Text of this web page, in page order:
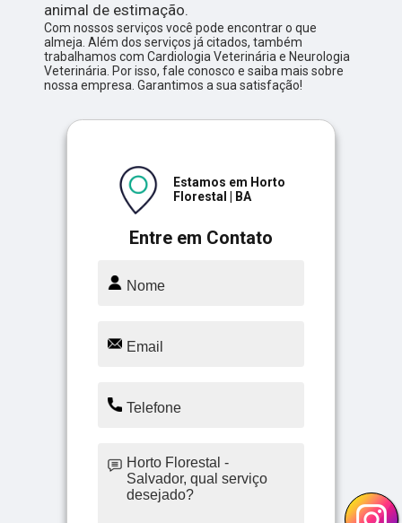
animal de estimação.
Com nossos serviços você pode encontrar o que
almeja. Além dos serviços já citados, também
trabalhamos com Cardiologia Veterinária e Neurologia
Veterinária. Por isso, fale conosco e saiba mais sobre
nossa empresa. Garantimos a sua satisfação!
Entre em Contato
Estamos em Horto
Florestal | BA